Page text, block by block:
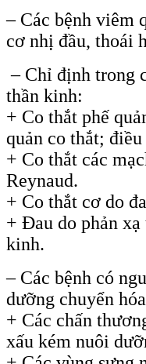
– Các bệnh viêm
cơ nhị đầu, thoái
– Chỉ định trong
thần kinh:
+ Co thắt phế
quản co thắt;
+ Co thắt các
Reynaud.
+ Co thắt cơ do
+ Đau do phản
kinh.
– Các bệnh có
dưỡng chuyển
+ Các chấn
xấu kém nuôi